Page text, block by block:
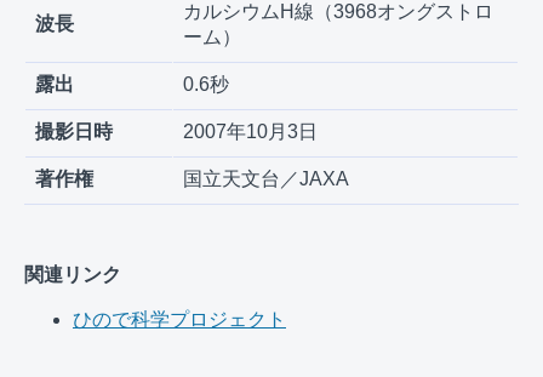
波長
カルシウムH線（3968オングストロ
ーム）
露出 0.6秒
撮影日時 2007年10月3日
著作権 国立天文台／JAXA
関連リンク
ひので科学プロジェクト